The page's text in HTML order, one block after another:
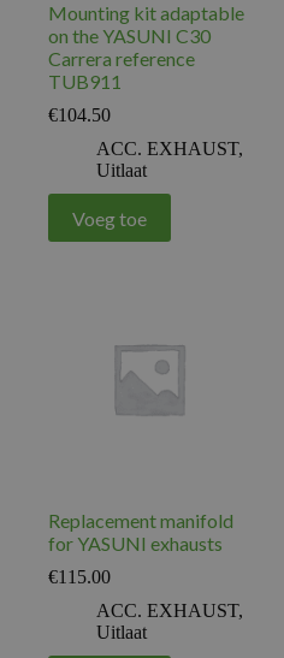
Mounting kit adaptable
on the YASUNI C30
Carrera reference
TUB911
€104.50
ACC. EXHAUST,
Uitlaat
Voeg toe
Replacement manifold
for YASUNI exhausts
€115.00
ACC. EXHAUST,
Uitlaat